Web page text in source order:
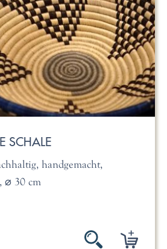
SCHALE
handgemacht,
⌀ 30 cm